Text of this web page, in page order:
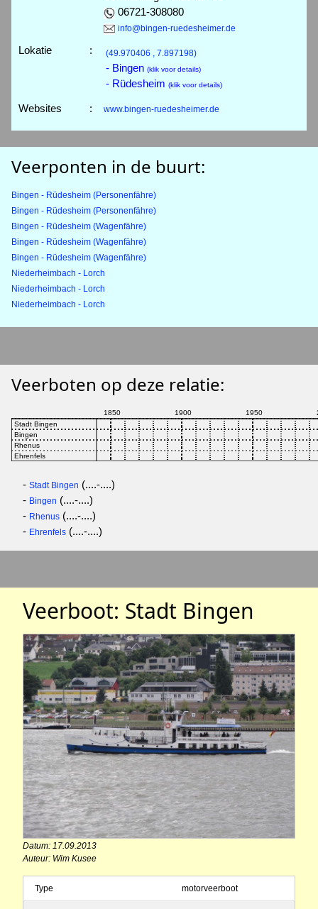
06721-308080
info@bingen-ruedesheimer.de
Lokatie : (49.970406 , 7.897198)
- Bingen (klik voor details)
- Rüdesheim (klik voor details)
Websites : www.bingen-ruedesheimer.de
Veerponten in de buurt:
Bingen - Rüdesheim (Personenfähre)
Bingen - Rüdesheim (Personenfähre)
Bingen - Rüdesheim (Wagenfähre)
Bingen - Rüdesheim (Wagenfähre)
Bingen - Rüdesheim (Wagenfähre)
Niederheimbach - Lorch
Niederheimbach - Lorch
Niederheimbach - Lorch
Veerboten op deze relatie:
- Stadt Bingen (....-....)
- Bingen (....-....)
- Rhenus (....-....)
- Ehrenfels (....-....)
Veerboot: Stadt Bingen
Datum: 17.09.2013
Auteur: Wim Kusee
Type motorveerboot